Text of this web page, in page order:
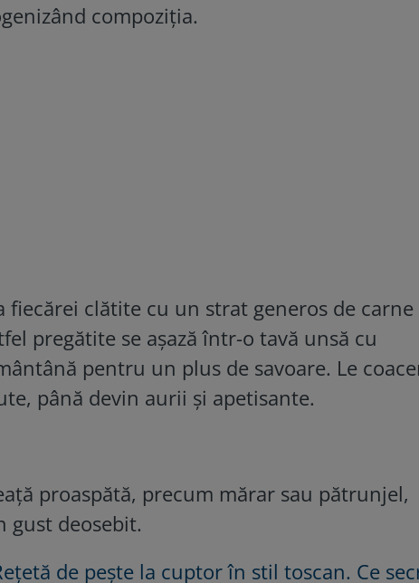
compoziția.
clătite cu un strat generos de carne
pregătite se așază într-o tavă unsă cu
pentru un plus de savoare. Le
până devin aurii și apetisante.
proaspătă, precum mărar sau pătrunjel,
gust deosebit.
de pește la cuptor în stil toscan. Ce